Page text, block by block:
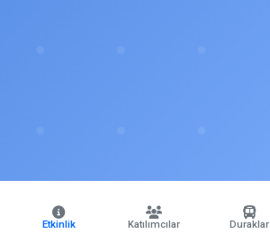
Etkinlik Katılımcılar Duraklar